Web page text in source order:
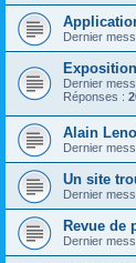
Dernier
Dernier
Réponses :
Alain
Dernier
Un site
Dernier
Revue de
Dernier